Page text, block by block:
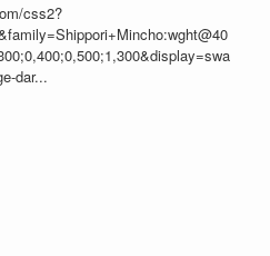
css2?
dar...